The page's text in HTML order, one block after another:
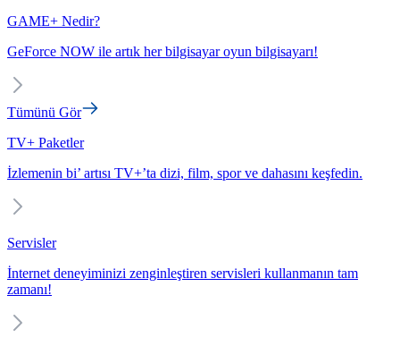
GAME+ Nedir?
GeForce NOW ile artık her bilgisayar oyun bilgisayarı!
Tümünü Gör
TV+ Paketler
İzlemenin bi’ artısı TV+’ta dizi, film, spor ve dahasını keşfedin.
Servisler
İnternet deneyiminizi zenginleştiren servisleri kullanmanın tam
zamanı!